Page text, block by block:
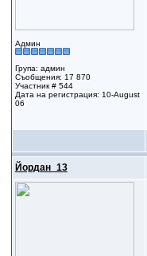
Админ
Група: админ
Съобщения: 17 870
Участник # 544
Дата на регистрация: 10-August
06
Йордан_13